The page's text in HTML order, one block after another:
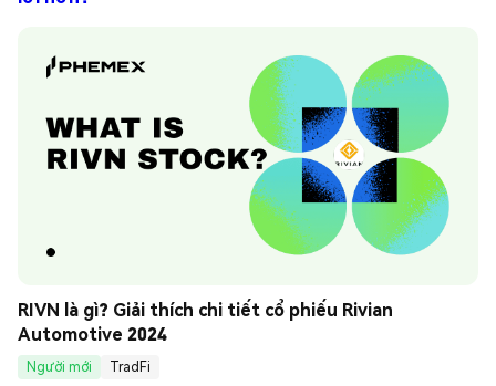
RIVN là gì? Giải thích chi tiết cổ phiếu Rivian
Automotive 2024
Người mới
TradFi